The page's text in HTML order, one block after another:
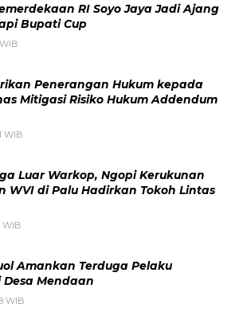
RI Soyo Jaya Jadi Ajang
Bupati Cup
Penerangan Hukum kepada
Mitigasi Risiko Hukum Addendum
WIB
Luar Warkop, Ngopi Kerukunan
WVI di Palu Hadirkan Tokoh Lintas
WIB
Amankan Terduga Pelaku
Mendaan
WIB